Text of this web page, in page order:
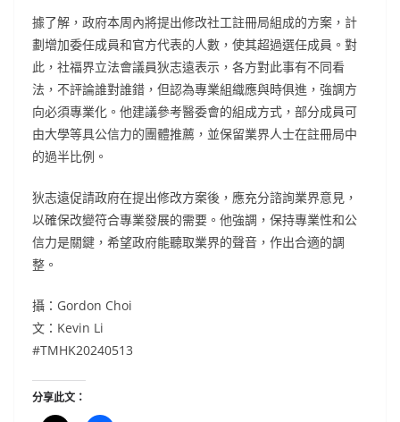
據了解，政府本周內將提出修改社工註冊局組成的方案，計
劃增加委任成員和官方代表的人數，使其超過選任成員。對
此，社福界立法會議員狄志遠表示，各方對此事有不同看
法，不評論誰對誰錯，但認為專業組織應與時俱進，強調方
向必須專業化。他建議參考醫委會的組成方式，部分成員可
由大學等具公信力的團體推薦，並保留業界人士在註冊局中
的過半比例。
狄志遠促請政府在提出修改方案後，應充分諮詢業界意見，
以確保改變符合專業發展的需要。他強調，保持專業性和公
信力是關鍵，希望政府能聽取業界的聲音，作出合適的調
整。
攝：Gordon Choi
文：Kevin Li
#TMHK20240513
分享此文：